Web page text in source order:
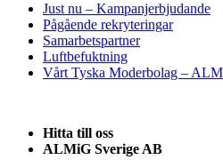
Just nu – Kampanjerbjudande
Pågående rekryteringar
Samarbetspartner
Luftbefuktning
Vårt Tyska Moderbolag –
Hitta till oss
ALMiG Sverige AB